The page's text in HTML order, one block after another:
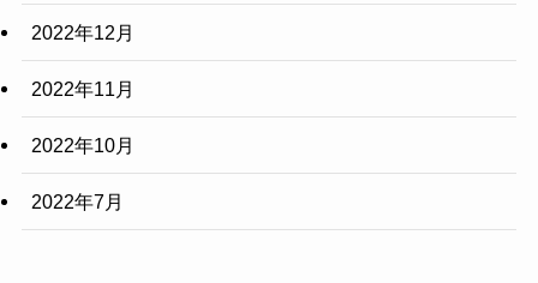
2022年12月
2022年11月
2022年10月
2022年7月